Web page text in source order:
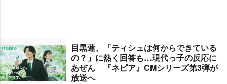
目黒蓮、「ティシュは何からできている
の？」に熱く回答も…現代っ子の反応に
あぜん 『ネピア』CMシリーズ第3弾が
放送へ